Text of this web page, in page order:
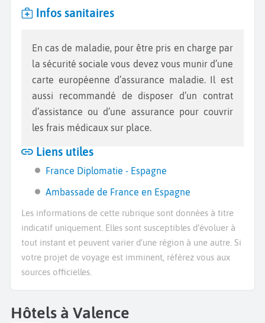
Infos sanitaires
En cas de maladie, pour être pris en charge par
la sécurité sociale vous devez vous munir d’une
carte européenne d’assurance maladie. Il est
aussi recommandé de disposer d’un contrat
d’assistance ou d’une assurance pour couvrir
les frais médicaux sur place.
Liens utiles
France Diplomatie - Espagne
Ambassade de France en Espagne
Les informations de cette rubrique sont données à titre
indicatif uniquement. Elles sont susceptibles d’évoluer à
tout instant et peuvent varier d’une région à une autre. Si
votre projet de voyage est imminent, référez vous aux
sources officielles.
Hôtels à Valence